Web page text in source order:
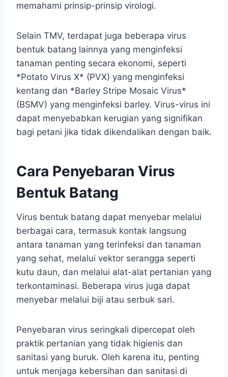
memahami prinsip-prinsip virologi.
Selain TMV, terdapat juga beberapa virus
bentuk batang lainnya yang menginfeksi
tanaman penting secara ekonomi, seperti
*Potato Virus X* (PVX) yang menginfeksi
kentang dan *Barley Stripe Mosaic Virus*
(BSMV) yang menginfeksi barley. Virus-virus ini
dapat menyebabkan kerugian yang signifikan
bagi petani jika tidak dikendalikan dengan baik.
Cara Penyebaran Virus
Bentuk Batang
Virus bentuk batang dapat menyebar melalui
berbagai cara, termasuk kontak langsung
antara tanaman yang terinfeksi dan tanaman
yang sehat, melalui vektor serangga seperti
kutu daun, dan melalui alat-alat pertanian yang
terkontaminasi. Beberapa virus juga dapat
menyebar melalui biji atau serbuk sari.
Penyebaran virus seringkali dipercepat oleh
praktik pertanian yang tidak higienis dan
sanitasi yang buruk. Oleh karena itu, penting
untuk menjaga kebersihan dan sanitasi di